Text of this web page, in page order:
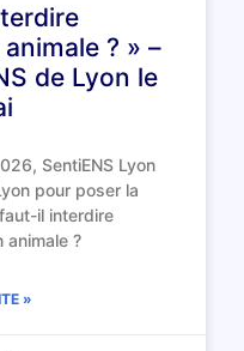
? » –
de Lyon le
SentiENS Lyon
pour poser la
il interdire
animale ?
»